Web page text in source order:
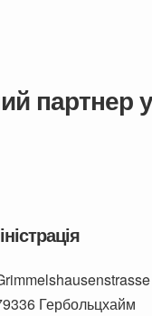
партнер
Гербольцхайм